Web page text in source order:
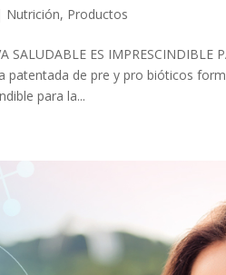
Nutrición, Productos
SALUDABLE ES IMPRESCINDIBLE
patentada de pre y pro bióticos
para la...